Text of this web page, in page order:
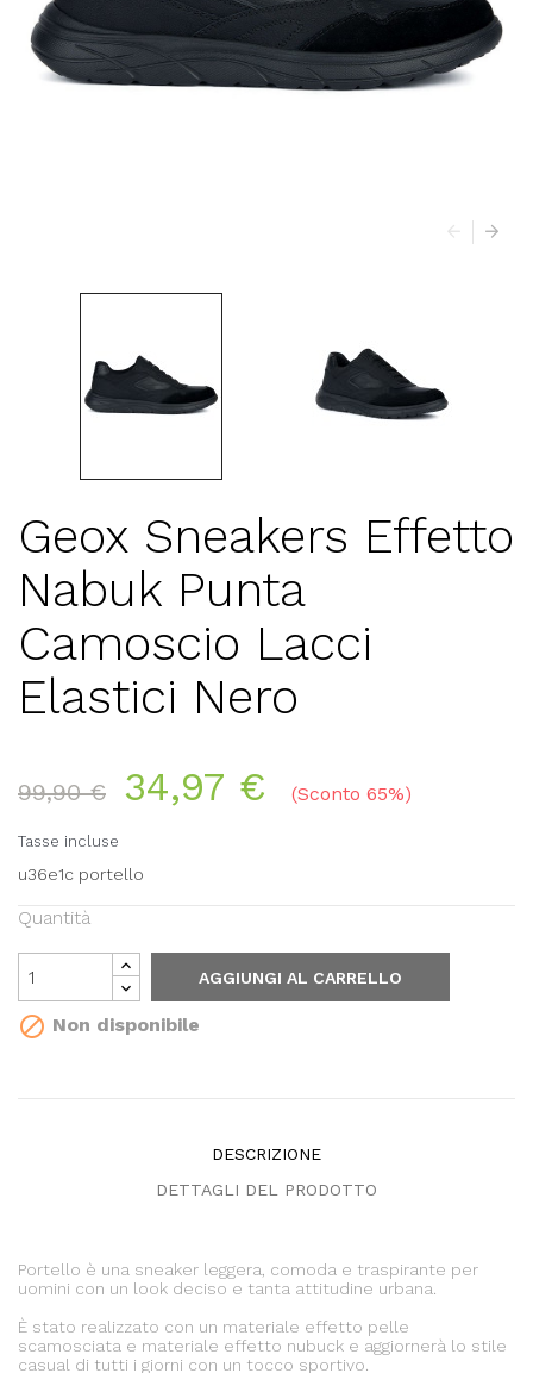
Geox Sneakers Effetto
Nabuk Punta
Camoscio Lacci
Elastici Nero
99,90 € 34,97 € Sconto 65%
Tasse incluse
u36e1c portello
Quantità
AGGIUNGI AL CARRELLO
 Non disponibile
DESCRIZIONE
DETTAGLI DEL PRODOTTO
Portello è una sneaker leggera, comoda e traspirante per
uomini con un look deciso e tanta attitudine urbana.
È stato realizzato con un materiale effetto pelle
scamosciata e materiale effetto nubuck e aggiornerà lo stile
casual di tutti i giorni con un tocco sportivo.